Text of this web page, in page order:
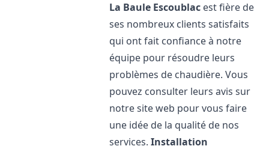
La Baule Escoublac est fière de
ses nombreux clients satisfaits
qui ont fait confiance à notre
équipe pour résoudre leurs
problèmes de chaudière. Vous
pouvez consulter leurs avis sur
notre site web pour vous faire
une idée de la qualité de nos
services.Installation